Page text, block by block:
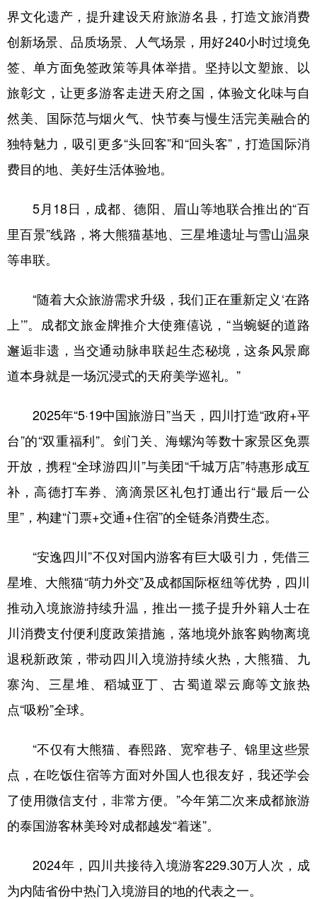
界文化遗产，提升建设天府旅游名县，打造文旅消费
创新场景、品质场景、人气场景，用好240小时过境免
签、单方面免签政策等具体举措。坚持以文塑旅、以
旅彰文，让更多游客走进天府之国，体验文化味与自
然美、国际范与烟火气、快节奏与慢生活完美融合的
独特魅力，吸引更多“头回客”和“回头客”，打造国际消
费目的地、美好生活体验地。
5月18日，成都、德阳、眉山等地联合推出的“百
里百景”线路，将大熊猫基地、三星堆遗址与雪山温泉
等串联。
“随着大众旅游需求升级，我们正在重新定义‘在路
上’”。成都文旅金牌推介大使雍僖说，“当蜿蜒的道路
邂逅非遗，当交通动脉串联起生态秘境，这条风景廊
道本身就是一场沉浸式的天府美学巡礼。”
2025年“5·19中国旅游日”当天，四川打造“政府+平
台”的“双重福利”。剑门关、海螺沟等数十家景区免票
开放，携程“全球游四川”与美团“千城万店”特惠形成互
补，高德打车券、滴滴景区礼包打通出行“最后一公
里”，构建“门票+交通+住宿”的全链条消费生态。
“安逸四川”不仅对国内游客有巨大吸引力，凭借三
星堆、大熊猫“萌力外交”及成都国际枢纽等优势，四川
推动入境旅游持续升温，推出一揽子提升外籍人士在
川消费支付便利度政策措施，落地境外旅客购物离境
退税新政策，带动四川入境游持续火热，大熊猫、九
寨沟、三星堆、稻城亚丁、古蜀道翠云廊等文旅热
点“吸粉”全球。
“不仅有大熊猫、春熙路、宽窄巷子、锦里这些景
点，在吃饭住宿等方面对外国人也很友好，我还学会
了使用微信支付，非常方便。”今年第二次来成都旅游
的泰国游客林美玲对成都越发“着迷”。
2024年，四川共接待入境游客229.30万人次，成
为内陆省份中热门入境游目的地的代表之一。